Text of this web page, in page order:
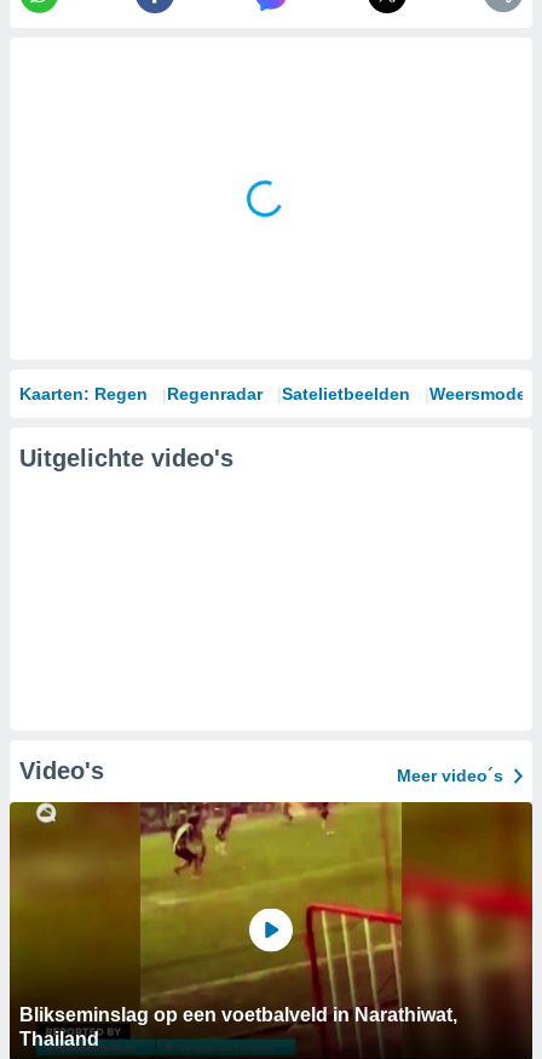
Kaarten: Regen Regenradar Satelietbeelden
Uitgelichte video's
Video's Meer video´s
Blikseminslag op een voetbalveld in Narathiwat,
Thailand